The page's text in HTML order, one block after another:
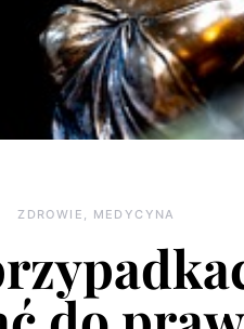
ZDROWIE, MEDYCYNA